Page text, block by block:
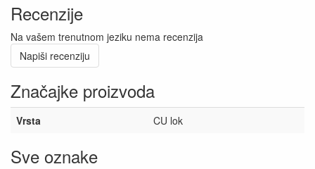
Recenzije
Na vašem trenutnom jeziku nema recenzija
Napiši recenziju
Značajke proizvoda
Vrsta CU lok
Sve oznake